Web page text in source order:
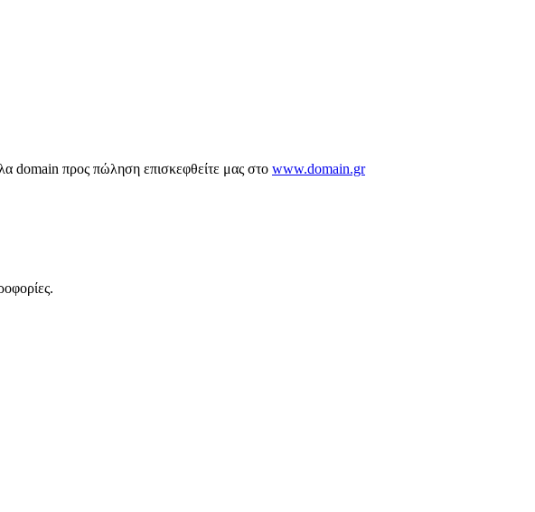
domain προς πώληση επισκεφθείτε μας στο www.domain.gr